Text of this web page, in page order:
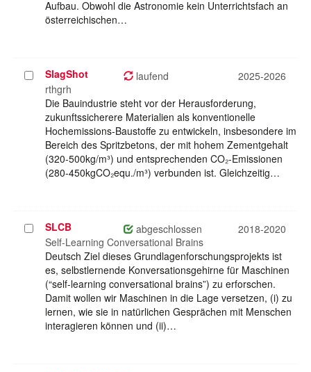
Aufbau. Obwohl die Astronomie kein Unterrichtsfach an
österreichischen…
Projekt
auswählen
SlagShot laufend
2025-2026
rthgrh
Die Bauindustrie steht vor der Herausforderung,
zukunftssicherere Materialien als konventionelle
Hochemissions-Baustoffe zu entwickeln, insbesondere im
Bereich des Spritzbetons, der mit hohem Zementgehalt
(320-500kg/m³) und entsprechenden CO₂-Emissionen
(280-450kgCO₂equ./m³) verbunden ist. Gleichzeitig…
Projekt
auswählen
SLCB abgeschlossen
2018-2020
Self-Learning Conversational Brains
Deutsch Ziel dieses Grundlagenforschungsprojekts ist
es, selbstlernende Konversationsgehirne für Maschinen
(“self-learning conversational brains”) zu erforschen.
Damit wollen wir Maschinen in die Lage versetzen, (i) zu
lernen, wie sie in natürlichen Gesprächen mit Menschen
interagieren können und (ii)…